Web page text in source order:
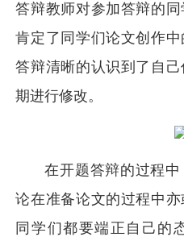
答辩教师对参加答辩的
肯定了同学们论文创作
答辩清晰的认识到了自
期进行修改。
在开题答辩的过程
论在准备论文的过程中
同学们都要端正自己的